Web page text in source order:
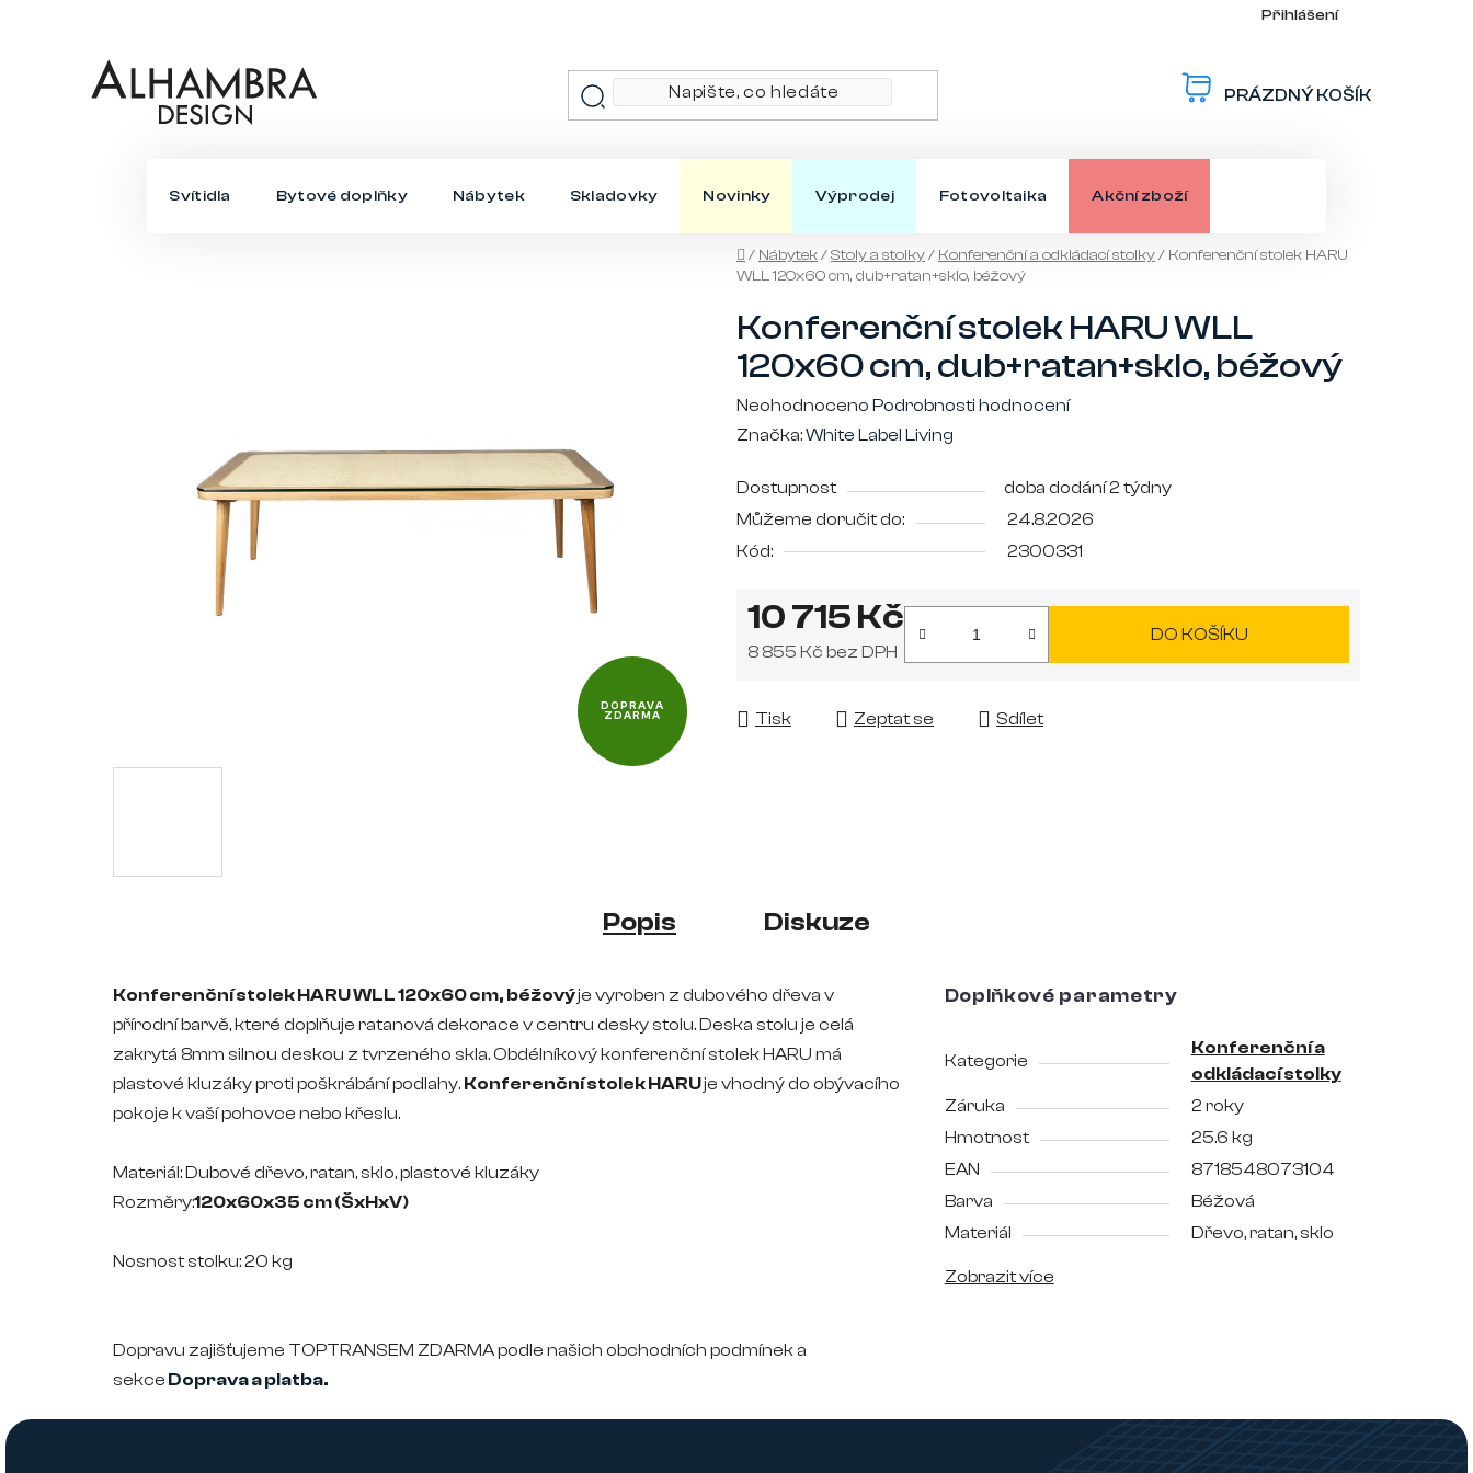
Přihlášení
PRÁZDNÝ KOŠÍK
Svítidla Bytové doplňky Nábytek Skladovky Novinky Výprodej Fotovoltaika Akční zboží
Domů
/ Nábytek/Stoly a stolky/ Konferenční a odkládací stolky/ Konferenční stolek HARU
WLL 120x60 cm, dub+ratan+sklo, béžový
Konferenční stolek HARU WLL
120x60 cm, dub+ratan+sklo, béžový
Průměrné
hodnocení
je
0,0
z
hvězdiček.
Neohodnoceno Podrobnosti hodnocení
Značka:White Label Living
Dostupnost
doba dodání 2 týdny
Můžeme doručit do:
24.8.2026
Kód:
2300331
10 715 Kč
8 855 Kč bez DPH
DO KOŠÍKU
Tisk Zeptat se Sdílet
DOPRAVA
ZDARMA
Popis Diskuze
Konferenční stolek HARU WLL 120x60 cm, béžovýje vyroben z dubového dřeva v
přírodní barvě, které doplňuje ratanová dekorace v centru desky stolu. Deska stolu je celá
zakrytá 8mm silnou deskou z tvrzeného skla. Obdélníkový konferenční stolek HARU má
plastové kluzáky proti poškrábání podlahy. Konferenční stolek HARUje vhodný do obývacího
pokoje k vaší pohovce nebo křeslu.
Materiál: Dubové dřevo, ratan, sklo, plastové kluzáky
Rozměry:120x60x35 cm (ŠxHxV)
Nosnost stolku: 20 kg
Dopravu zajišťujeme TOPTRANSEM ZDARMA podle našich obchodních podmínek a
sekce Doprava a platba.
Doplňkové parametry
Kategorie
Konferenční a
odkládací stolky
Záruka
2 roky
Hmotnost
25.6 kg
EAN
8718548073104
Barva
Béžová
Materiál
Dřevo, ratan, sklo
Zobrazit více